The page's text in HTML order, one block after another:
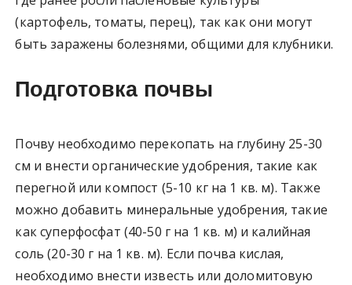
(картофель, томаты, перец), так как они могут
быть заражены болезнями, общими для клубники.
Подготовка почвы
Почву необходимо перекопать на глубину 25-30
см и внести органические удобрения, такие как
перегной или компост (5-10 кг на 1 кв. м). Также
можно добавить минеральные удобрения, такие
как суперфосфат (40-50 г на 1 кв. м) и калийная
соль (20-30 г на 1 кв. м). Если почва кислая,
необходимо внести известь или доломитовую